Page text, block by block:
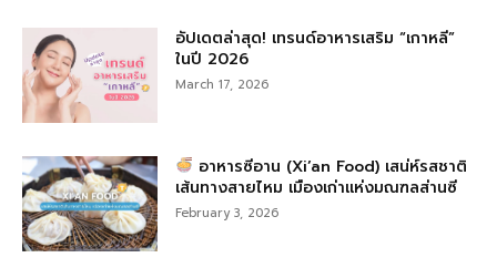
อัปเดตล่าสุด! เทรนด์อาหารเสริม “เกาหลี”
ในปี 2026
March 17, 2026
อาหารซีอาน (Xi’an Food) เสน่ห์รสชาติ
เส้นทางสายไหม เมืองเก่าแห่งมณฑลส่านซี
February 3, 2026